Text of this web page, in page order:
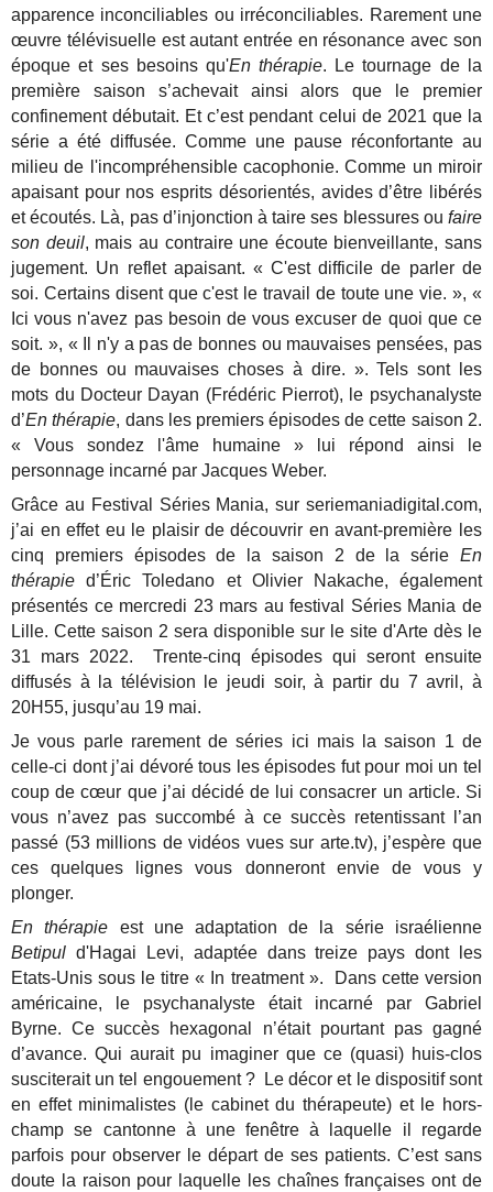
apparence inconciliables ou irréconciliables. Rarement une
œuvre télévisuelle est autant entrée en résonance avec son
époque et ses besoins qu'En thérapie. Le tournage de la
première saison s’achevait ainsi alors que le premier
confinement débutait. Et c’est pendant celui de 2021 que la
série a été diffusée. Comme une pause réconfortante au
milieu de l'incompréhensible cacophonie. Comme un miroir
apaisant pour nos esprits désorientés, avides d’être libérés
et écoutés. Là, pas d’injonction à taire ses blessures ou faire
son deuil, mais au contraire une écoute bienveillante, sans
jugement. Un reflet apaisant. « C'est difficile de parler de
soi. Certains disent que c'est le travail de toute une vie. », «
Ici vous n'avez pas besoin de vous excuser de quoi que ce
soit. », « Il n'y a pas de bonnes ou mauvaises pensées, pas
de bonnes ou mauvaises choses à dire. ». Tels sont les
mots du Docteur Dayan (Frédéric Pierrot), le psychanalyste
d’En thérapie, dans les premiers épisodes de cette saison 2.
« Vous sondez l'âme humaine » lui répond ainsi le
personnage incarné par Jacques Weber.
Grâce au Festival Séries Mania, sur seriemaniadigital.com,
j’ai en effet eu le plaisir de découvrir en avant-première les
cinq premiers épisodes de la saison 2 de la série En
thérapie d’Éric Toledano et Olivier Nakache, également
présentés ce mercredi 23 mars au festival Séries Mania de
Lille. Cette saison 2 sera disponible sur le site d'Arte dès le
31 mars 2022. Trente-cinq épisodes qui seront ensuite
diffusés à la télévision le jeudi soir, à partir du 7 avril, à
20H55, jusqu’au 19 mai.
Je vous parle rarement de séries ici mais la saison 1 de
celle-ci dont j’ai dévoré tous les épisodes fut pour moi un tel
coup de cœur que j’ai décidé de lui consacrer un article. Si
vous n’avez pas succombé à ce succès retentissant l’an
passé (53 millions de vidéos vues sur arte.tv), j’espère que
ces quelques lignes vous donneront envie de vous y
plonger.
En thérapie est une adaptation de la série israélienne
Betipul d'Hagai Levi, adaptée dans treize pays dont les
Etats-Unis sous le titre « In treatment ». Dans cette version
américaine, le psychanalyste était incarné par Gabriel
Byrne. Ce succès hexagonal n’était pourtant pas gagné
d’avance. Qui aurait pu imaginer que ce (quasi) huis-clos
susciterait un tel engouement ? Le décor et le dispositif sont
en effet minimalistes (le cabinet du thérapeute) et le hors-
champ se cantonne à une fenêtre à laquelle il regarde
parfois pour observer le départ de ses patients. C’est sans
doute la raison pour laquelle les chaînes françaises ont de